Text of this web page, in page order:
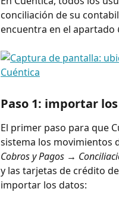
conciliación de su
encuentra en el apartado
Paso 1: importar
El primer paso para que
sistema los movimientos
Cobros y Pagos →
y las tarjetas de crédito
importar los datos: